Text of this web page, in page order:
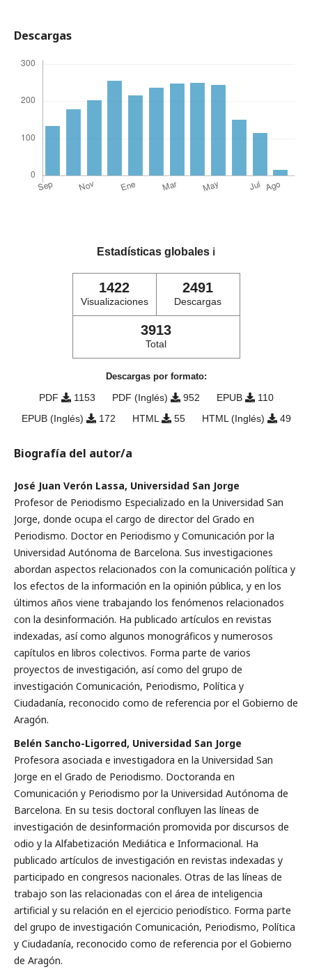
Descargas
Estadísticas globales ℹ️
1422
Visualizaciones
2491
Descargas
3913
Total
Descargas por formato:
PDF 1153 PDF (Inglés) 952 EPUB
110
EPUB (Inglés)
172 HTML 55 HTML (Inglés) 49
Biografía del autor/a
José Juan Verón Lassa, Universidad San Jorge
Profesor de Periodismo Especializado en la Universidad San
Jorge, donde ocupa el cargo de director del Grado en
Periodismo. Doctor en Periodismo y Comunicación por la
Universidad Autónoma de Barcelona. Sus investigaciones
abordan aspectos relacionados con la comunicación política y
los efectos de la información en la opinión pública, y en los
últimos años viene trabajando los fenómenos relacionados
con la desinformación. Ha publicado artículos en revistas
indexadas, así como algunos monográficos y numerosos
capítulos en libros colectivos. Forma parte de varios
proyectos de investigación, así como del grupo de
investigación Comunicación, Periodismo, Política y
Ciudadanía, reconocido como de referencia por el Gobierno de
Aragón.
Belén Sancho-Ligorred, Universidad San Jorge
Profesora asociada e investigadora en la Universidad San
Jorge en el Grado de Periodismo. Doctoranda en
Comunicación y Periodismo por la Universidad Autónoma de
Barcelona. En su tesis doctoral confluyen las líneas de
investigación de desinformación promovida por discursos de
odio y la Alfabetización Mediática e Informacional. Ha
publicado artículos de investigación en revistas indexadas y
participado en congresos nacionales. Otras de las líneas de
trabajo son las relacionadas con el área de inteligencia
artificial y su relación en el ejercicio periodístico. Forma parte
del grupo de investigación Comunicación, Periodismo, Política
y Ciudadanía, reconocido como de referencia por el Gobierno
de Aragón.